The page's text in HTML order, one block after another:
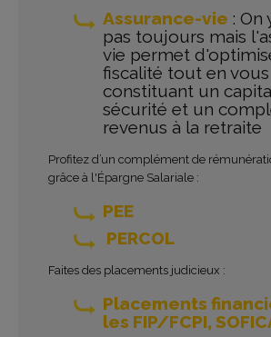
Assurance-vie : On
pas toujours mais
vie permet
fiscalité tout en vous
constituant un
sécurité et un
revenus à la retraite
Profitez d’un complément de
grâce à l'Épargne Salariale :
PEE
PERCOL
Faites des placements judicieux :
Placements
les FIP/FCPI,